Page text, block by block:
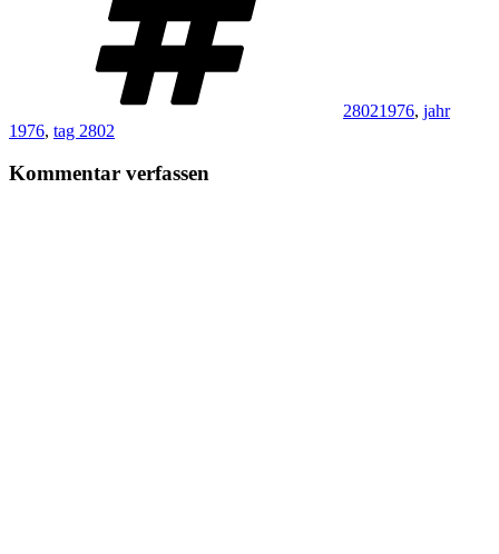
28021976, jahr
1976, tag 2802
Kommentar verfassen